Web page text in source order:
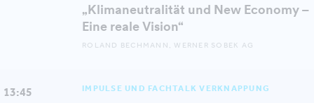
„Klimaneutralität und New Economy –
Eine reale Vision“
ROLAND BECHMANN, WERNER SOBEK AG
13:45 IMPULSE UND FACHTALK VERKNAPPUNG